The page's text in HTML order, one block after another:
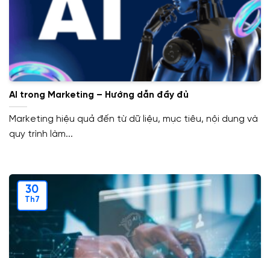
AI trong Marketing – Hướng dẫn đầy đủ
Marketing hiệu quả đến từ dữ liệu, mục tiêu, nội dung và
quy trình làm...
30
Th7